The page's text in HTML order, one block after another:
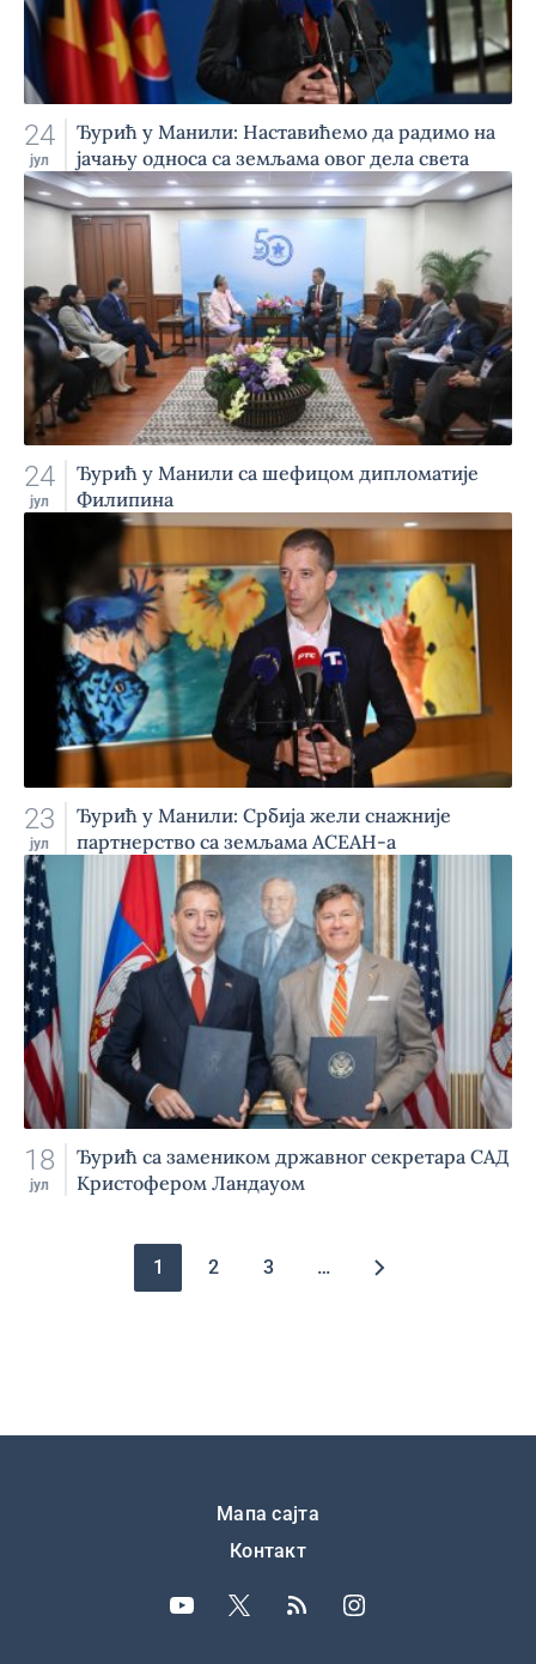
24
јул
Ђурић у Манили: Наставићемо да радимо на
јачању односа са земљама овог дела света
24
јул
Ђурић у Манили са шефицом дипломатије
Филипина
23
јул
Ђурић у Манили: Србија жели снажније
партнерство са земљама АСЕАН-а
18
јул
Ђурић са замеником државног секретара САД
Кристофером Ландауом
Pagination
1 2 3 …
Мапа сајта
Контакт